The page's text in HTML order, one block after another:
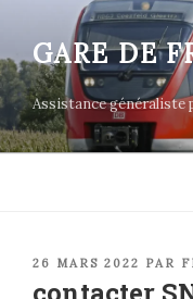
contenu
principal
GARE DE
Assistance généraliste
PUBLIÉ
26 MARS 2022 PAR